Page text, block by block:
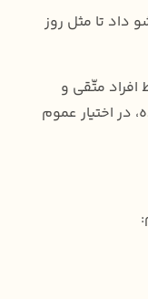
داد تا مثل روز
افراد متّقی و
در اختیار عموم